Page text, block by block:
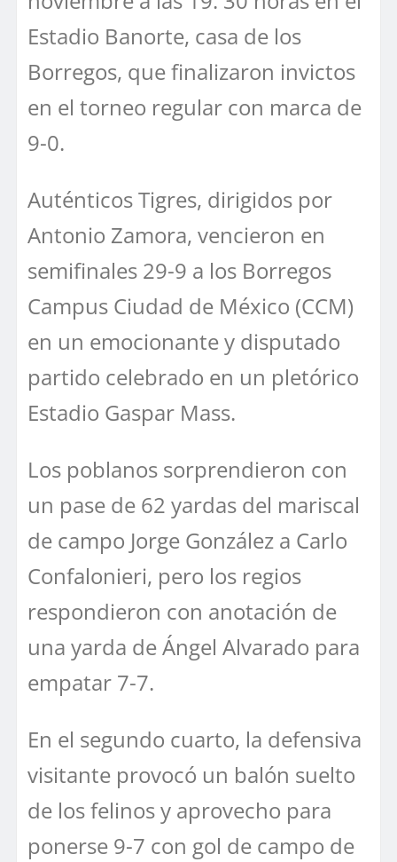
Estadio Banorte, casa de los
Borregos, que finalizaron invictos
en el torneo regular con marca de
9-0.
Auténticos Tigres, dirigidos por
Antonio Zamora, vencieron en
semifinales 29-9 a los Borregos
Campus Ciudad de México (CCM)
en un emocionante y disputado
partido celebrado en un pletórico
Estadio Gaspar Mass.
Los poblanos sorprendieron con
un pase de 62 yardas del mariscal
de campo Jorge González a Carlo
Confalonieri, pero los regios
respondieron con anotación de
una yarda de Ángel Alvarado para
empatar 7-7.
En el segundo cuarto, la defensiva
visitante provocó un balón suelto
de los felinos y aprovecho para
ponerse 9-7 con gol de campo de